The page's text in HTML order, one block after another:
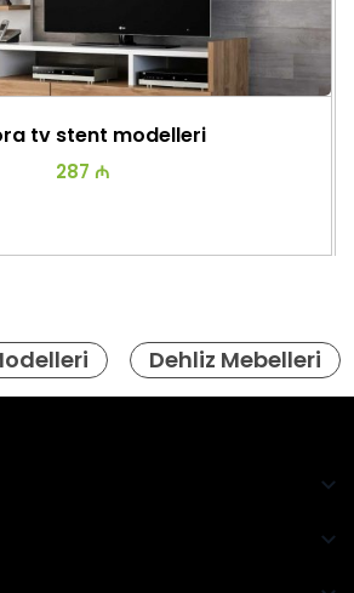
tv stent modelleri
287 ₼
Dehliz Mebelleri